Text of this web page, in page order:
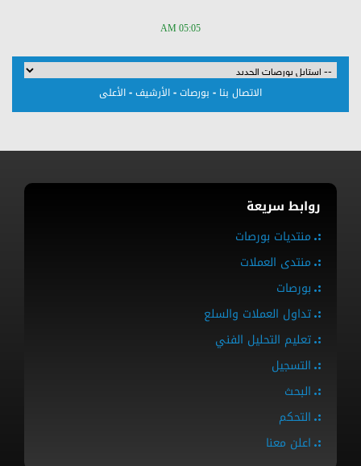
05:05 AM
الاتصال بنا - بورصات-الأرشيف-الأعلى
روابط سريعة
منتديات بورصات
منتدى العملات
بورصات
تداول العملات والسلع
تعليم التحليل الفني
التسجيل
البحث
التحكم
اعلن معنا